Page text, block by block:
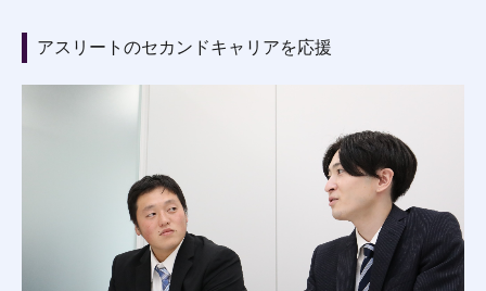
アスリートのセカンドキャリアを応援